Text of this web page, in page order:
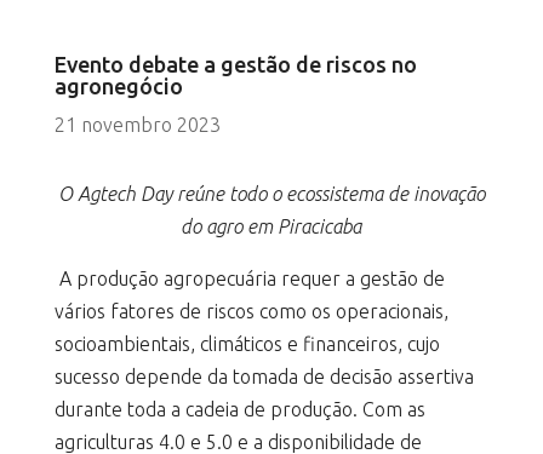
Evento debate a gestão de riscos no
agronegócio
21 novembro 2023
O Agtech Day reúne todo o ecossistema de inovação
do agro em Piracicaba
A produção agropecuária requer a gestão de
vários fatores de riscos como os operacionais,
socioambientais, climáticos e financeiros, cujo
sucesso depende da tomada de decisão assertiva
durante toda a cadeia de produção. Com as
agriculturas 4.0 e 5.0 e a disponibilidade de